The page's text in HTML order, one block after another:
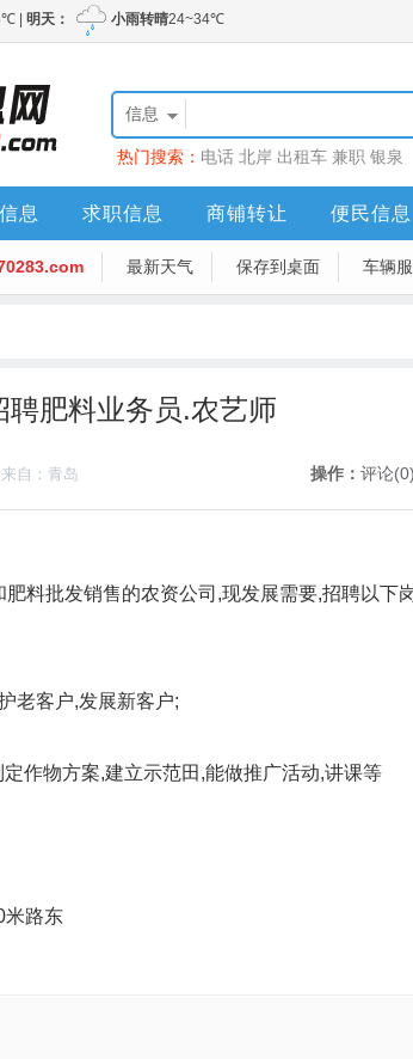
信息
热门搜索： 电话 北岸 出租车 兼职 银泉
息 求职信息 商铺转让 便民信息
最新天气 保存到桌面 车辆
肥料业务员.农艺师
来自：青岛 操作： 评论(0)
料批发销售的农资公司,现发展需要,招聘以下
老客户,发展新客户;
作物方案,建立示范田,能做推广活动,讲课等
米路东